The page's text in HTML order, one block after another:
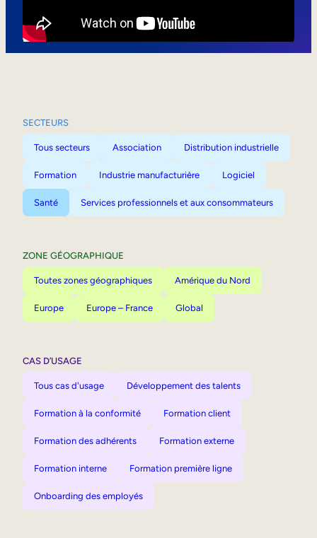
SECTEURS
Tous secteurs Association Distribution industrielle
Formation Industrie manufacturière Logiciel
Santé Services professionnels et aux consommateurs
ZONE GÉOGRAPHIQUE
Toutes zones géographiques Amérique du Nord
Europe Europe – France Global
CAS D’USAGE
Tous cas d'usage Développement des talents
Formation à la conformité Formation client
Formation des adhérents Formation externe
Formation interne Formation première ligne
Onboarding des employés